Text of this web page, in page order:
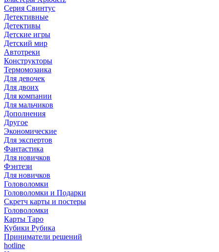
Cерия Свинтус
Детективные
Детективы
Детские игры
Детский мир
Автотреки
Конструкторы
Термомозаика
Для девочек
Для двоих
Для компании
Для мальчиков
Дополнения
Другое
Экономические
Для экспертов
Фантастика
Для новичков
Фэнтези
Для новичков
Головоломки
Головоломки и Подарки
Cкретч карты и постеры
Головоломки
Карты Таро
Кубики Рубика
Приниматели решений
hotline